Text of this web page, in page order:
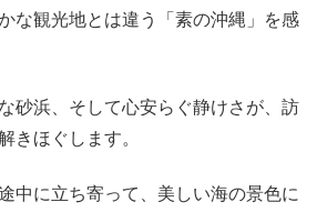
な観光地とは違う「素の沖縄」を感
砂浜、そして心安らぐ静けさが、訪
きほぐします。
中に立ち寄って、美しい海の景色に